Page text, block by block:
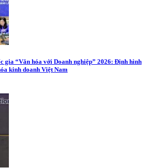
gia “Văn hóa với Doanh nghiệp” 2026: Định hình
kinh doanh Việt Nam